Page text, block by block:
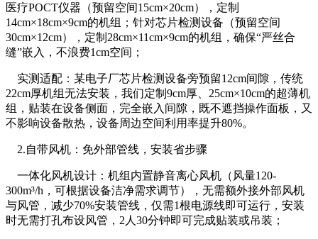
医疗POCT仪器（预留空间15cm×20cm），定制
14cm×18cm×9cm的机组；针对芯片检测设备（预留空间
30cm×12cm），定制28cm×11cm×9cm的机组，确保“严丝合
缝”嵌入，不浪费1cm空间；
实测适配：某电子厂芯片检测设备旁预留12cm间隙，传统
22cm厚机组无法安装，我们定制9cm厚、25cm×10cm的超薄机
组，贴装在设备侧面，完全嵌入间隙，既不遮挡操作面板，又
不影响设备散热，设备周边空间利用率提升80%。
2.自带风机：免外部管线，安装省步骤
一体化风机设计：机组内置静音离心风机（风量120-
300m³/h，可根据设备洁净需求调节），无需额外接外部风机
与风管，减少70%安装管线，仅需1根电源线即可运行，安装
时无需打孔布设风管，2人30分钟即可完成贴装或吊装；